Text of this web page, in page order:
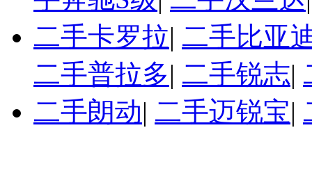
二手卡罗拉| 二手比亚
二手普拉多| 二手锐志|
二手朗动| 二手迈锐宝|